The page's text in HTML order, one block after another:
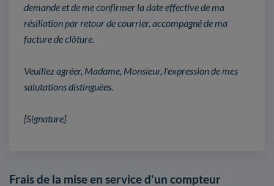
demande et de me confirmer la date effective de ma
résiliation par retour de courrier, accompagné de ma
facture de clôture.
Veuillez agréer, Madame, Monsieur, l'expression de mes
salutations distinguées.
[Signature]
Frais de la mise en service d'un compteur